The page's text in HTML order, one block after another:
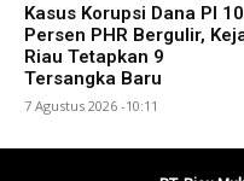
Kasus Korupsi Dana PI 10
Persen PHR Bergulir,
Riau Tetapkan 9
Tersangka Baru
7 Agustus 2026 -10:11